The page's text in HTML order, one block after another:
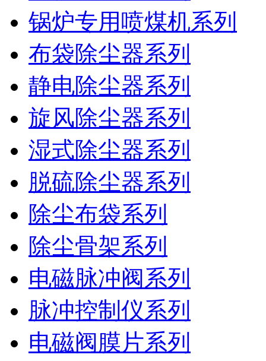
锅炉专用喷煤机系列
布袋除尘器系列
静电除尘器系列
旋风除尘器系列
湿式除尘器系列
脱硫除尘器系列
除尘布袋系列
除尘骨架系列
电磁脉冲阀系列
脉冲控制仪系列
电磁阀膜片系列